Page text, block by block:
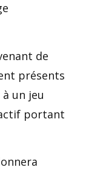
de
présents
un jeu
portant